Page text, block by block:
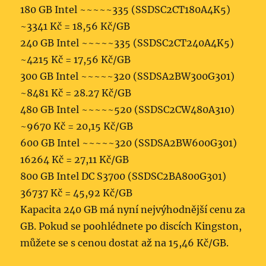
180 GB Intel ~~~~~335 (SSDSC2CT180A4K5)
~3341 Kč = 18,56 Kč/GB
240 GB Intel ~~~~~335 (SSDSC2CT240A4K5)
~4215 Kč = 17,56 Kč/GB
300 GB Intel ~~~~~320 (SSDSA2BW300G301)
~8481 Kč = 28.27 Kč/GB
480 GB Intel ~~~~~520 (SSDSC2CW480A310)
~9670 Kč = 20,15 Kč/GB
600 GB Intel ~~~~~320 (SSDSA2BW600G301)
16264 Kč = 27,11 Kč/GB
800 GB Intel DC S3700 (SSDSC2BA800G301)
36737 Kč = 45,92 Kč/GB
Kapacita 240 GB má nyní nejvýhodnější cenu za
GB. Pokud se poohlédnete po discích Kingston,
můžete se s cenou dostat až na 15,46 Kč/GB.